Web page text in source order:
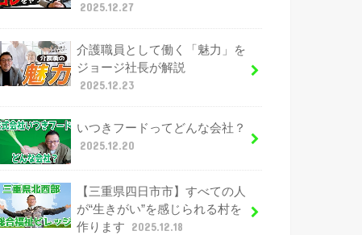
2025.12.27
介護職員として働く「魅力」を
ジョージ社長が解説
2025.12.23
いつきフードってどんな会社？
2025.12.20
【三重県四日市市】すべての人
が“生きがい”を感じられる村を
作ります
2025.12.18